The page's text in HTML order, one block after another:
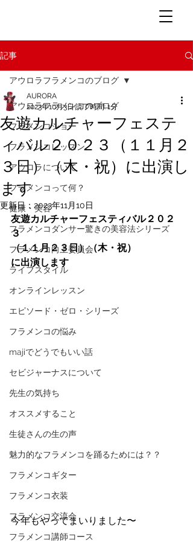
記事
アウロラフラメンコのブログ
フラメンコショー
フラメンコレッスン
アウロラについて
フラメンコって何？
健康・美容
フラメンコダンサー驚きの美容法シリーズ
フラメンコ向上委員会
ライフスタイル
オンラインレッスン
エピソード・ゼロ・シリーズ
フラメンコの悩み
majiでどうでもいい話
セビジャーナスについて
先生の気持ち
オススメすること
生徒さんの生の声
魅力的なフラメンコを踊るためには？？
フラメンコギター
フラメンコ衣装
フラメンコ交流会
フラメンコ講師コース
アウロラフラメンコのブログ
友遊カルチャーフェステ
ィバル２０２３（１１月２
３日）（木・祝）に出演し
ます
AURORA
2023年10月3日読了時間: 1分
更新日： 2023年11月10日
友遊カルチャーフェスティバル２０２
３
（１１月２３日）（木・祝）
に出演します
今年もやってまいりました〜